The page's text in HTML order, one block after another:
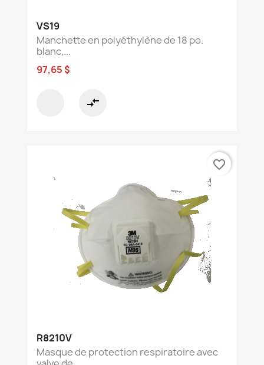
VS19
Manchette en polyéthylène de 18 po.
blanc,...
97,65 $
compare_arrows
R8210V
Masque de protection respiratoire avec
favorite_border